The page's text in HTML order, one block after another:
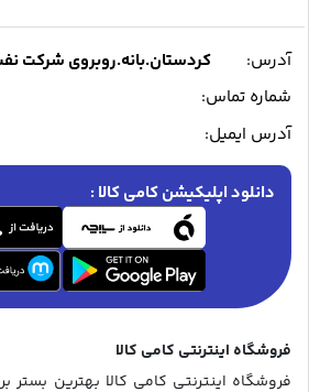
آدرس:
کردستان.بانه.روبروی شرکت
شماره تماس:
آدرس ایمیل:
دانلود اپلیکیشن کامی کالا :
فروشگاه اینترنتی کامی کالا
فروشگاه اینترنتی کامی کالا بهترین بستر